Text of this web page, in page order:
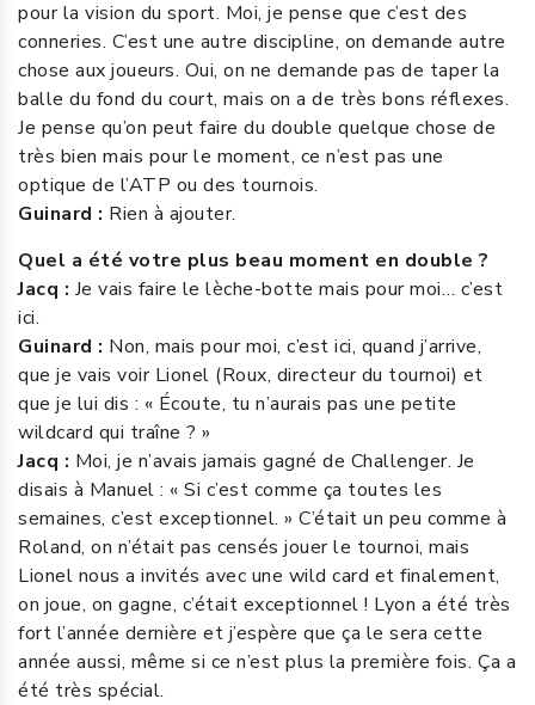
pour la vision du sport. Moi, je pense que c’est des
conneries. C’est une autre discipline, on demande autre
chose aux joueurs. Oui, on ne demande pas de taper la
balle du fond du court, mais on a de très bons réflexes.
Je pense qu’on peut faire du double quelque chose de
très bien mais pour le moment, ce n’est pas une
optique de l’ATP ou des tournois.
Guinard : Rien à ajouter.
Quel a été votre plus beau moment en double ?
Jacq : Je vais faire le lèche-botte mais pour moi… c’est
ici.
Guinard : Non, mais pour moi, c’est ici, quand j’arrive,
que je vais voir Lionel (Roux, directeur du tournoi) et
que je lui dis : « Écoute, tu n’aurais pas une petite
wildcard qui traîne ? »
Jacq : Moi, je n’avais jamais gagné de Challenger. Je
disais à Manuel : « Si c’est comme ça toutes les
semaines, c’est exceptionnel. » C’était un peu comme à
Roland, on n’était pas censés jouer le tournoi, mais
Lionel nous a invités avec une wild card et finalement,
on joue, on gagne, c’était exceptionnel ! Lyon a été très
fort l’année dernière et j’espère que ça le sera cette
année aussi, même si ce n’est plus la première fois. Ça a
été très spécial.